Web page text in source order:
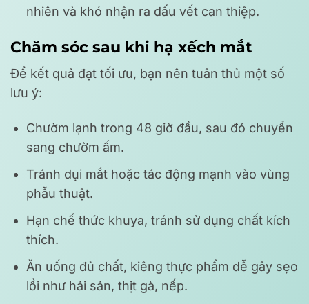
nhiên và khó nhận ra dấu vết can thiệp.
Chăm sóc sau khi hạ xếch mắt
Để kết quả đạt tối ưu, bạn nên tuân thủ một số
lưu ý:
Chườm lạnh trong 48 giờ đầu, sau đó chuyển
sang chườm ấm.
Tránh dụi mắt hoặc tác động mạnh vào vùng
phẫu thuật.
Hạn chế thức khuya, tránh sử dụng chất kích
thích.
Ăn uống đủ chất, kiêng thực phẩm dễ gây sẹo
lồi như hải sản, thịt gà, nếp.